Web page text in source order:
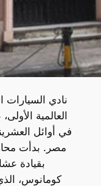
العالمية
في أوائل
بقيادة
كومانوس،